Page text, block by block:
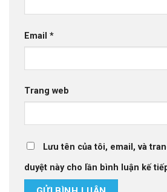
Email *
Trang web
Lưu tên của tôi, email, và
duyệt này cho lần bình luận kế